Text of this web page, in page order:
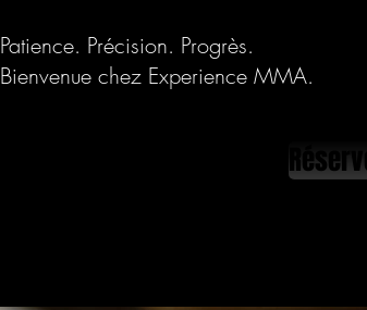
Patience. Précision. Progrès.
Bienvenue chez Experience MMA.